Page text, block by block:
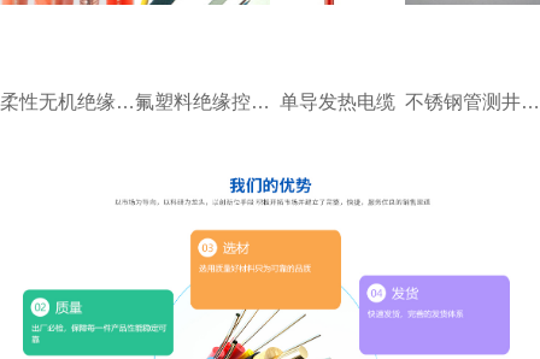
柔性无机绝缘防火电力电缆 氟塑料绝缘控制电缆 单导发热电缆 不锈钢管测井电缆1